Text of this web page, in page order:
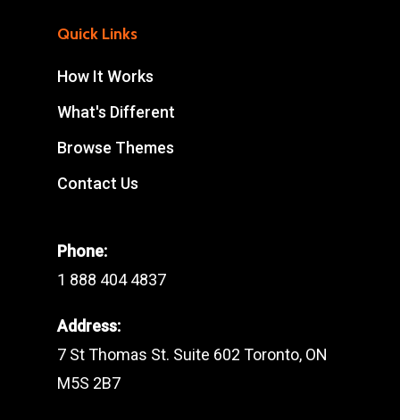
Quick Links
How It Works
What's Different
Browse Themes
Contact Us
Phone:
1 888 404 4837
Address:
7 St Thomas St. Suite 602 Toronto, ON
M5S 2B7